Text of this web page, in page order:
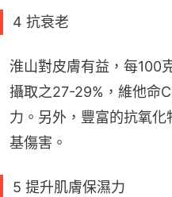
4 抗衰老
淮山對皮膚有益，每100
攝取之27-29%，維他命
力。另外，豐富的抗氧
基傷害。
5 提升肌膚保濕力